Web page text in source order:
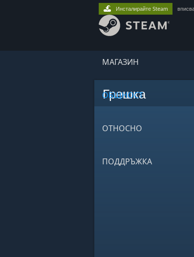
МАГАЗИН
ОБЩНОСТ
ОТНОСНО
ПОДДРЪЖКА
Инсталирайте Steam
Грешка